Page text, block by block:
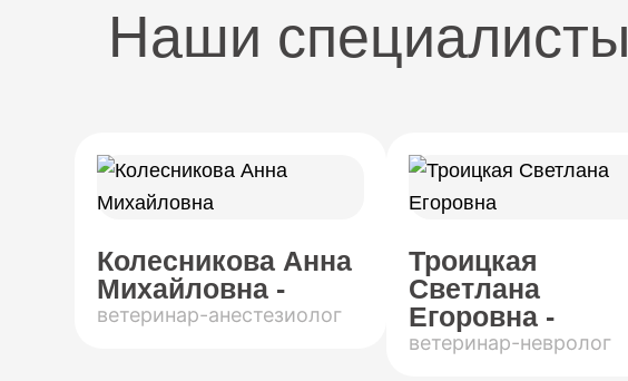
Наши специалисты
Колесникова Анна
Михайловна -
ветеринар-анестезиолог
Троицкая
Светлана
Егоровна -
ветеринар-невролог